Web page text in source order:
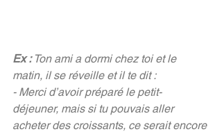
Ex : Ton ami a dormi chez toi et le
matin, il se réveille et il te dit :
- Merci d’avoir préparé le petit-
déjeuner, mais si tu pouvais aller
acheter des croissants, ce serait encore